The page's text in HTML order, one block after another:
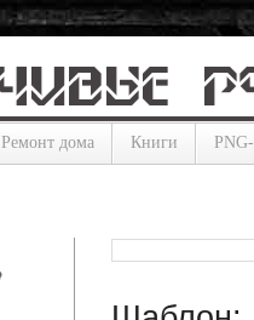
Ремонт дома Книги